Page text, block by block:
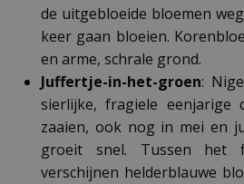
de uitgebloeide bloemen
keer gaan bloeien.
en arme, schrale grond.
Juffertje-in-het-groen:
sierlijke, fragiele eenjarige
zaaien, ook nog in mei en
groeit snel. Tussen het
verschijnen helderblauwe